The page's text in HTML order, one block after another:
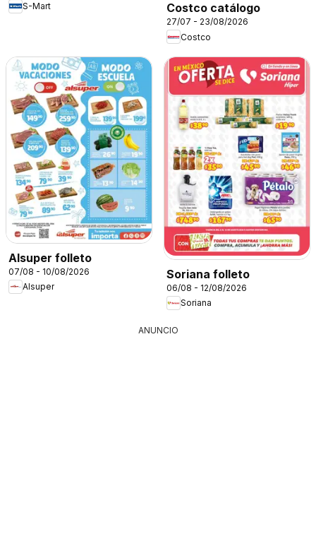
S-Mart
Costco catálogo
27/07 - 23/08/2026
Costco
Alsuper folleto
07/08 - 10/08/2026
Alsuper
Soriana folleto
06/08 - 12/08/2026
Soriana
ANUNCIO